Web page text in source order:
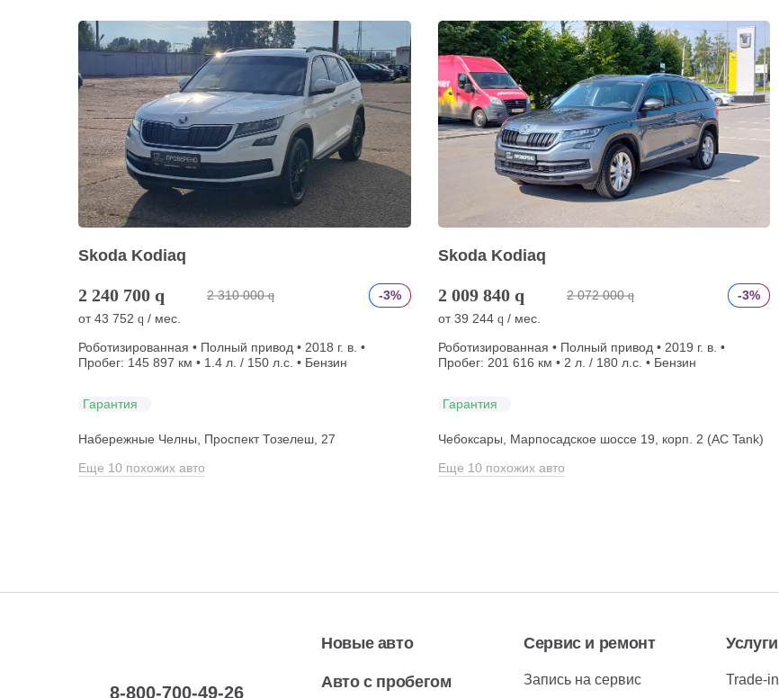
Skoda Kodiaq
2 240 700 q 2 310 000 q
-3%
от43 752 q / мес.
Роботизированная • Полный привод • 2018 г. в. •
Пробег: 145 897 км • 1.4 л. / 150 л.с. • Бензин
Гарантия
Набережные Челны, Проспект Тозелеш, 27
Еще 10 похожих авто
Skoda Kodiaq
2 009 840 q 2 072 000 q
-3%
от39 244 q / мес.
Роботизированная • Полный привод • 2019 г. в. •
Пробег: 201 616 км • 2 л. / 180 л.с. • Бензин
Гарантия
Чебоксары, Марпосадское шоссе 19, корп. 2 (АС Tank)
Еще 10 похожих авто
8-800-700-49-26
Новые авто
Авто с пробегом
Сервис и ремонт
Запись на сервис
Услуги
Trade-in